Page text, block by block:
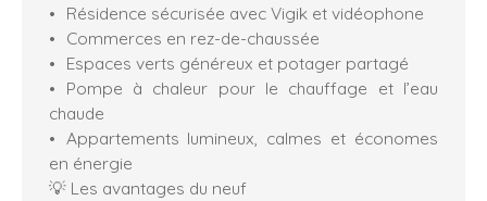
Résidence sécurisée avec Vigik et vidéophone
Commerces en rez-de-chaussée
Espaces verts généreux et potager partagé
Pompe à chaleur pour le chauffage et l’eau
chaude
Appartements lumineux, calmes et économes
en énergie
💡 Les avantages du neuf